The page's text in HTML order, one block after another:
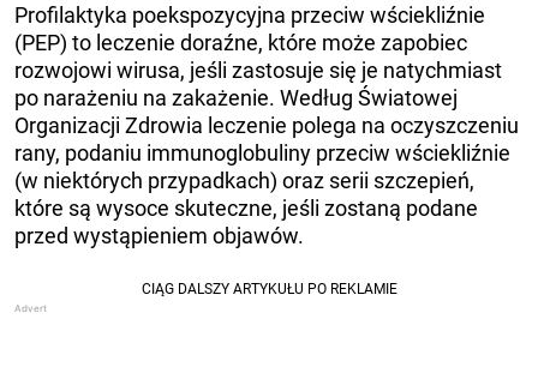
Profilaktyka poekspozycyjna przeciw wściekliźnie
(PEP) to leczenie doraźne, które może zapobiec
rozwojowi wirusa, jeśli zastosuje się je natychmiast
po narażeniu na zakażenie. Według Światowej
Organizacji Zdrowia leczenie polega na oczyszczeniu
rany, podaniu immunoglobuliny przeciw wściekliźnie
(w niektórych przypadkach) oraz serii szczepień,
które są wysoce skuteczne, jeśli zostaną podane
przed wystąpieniem objawów.